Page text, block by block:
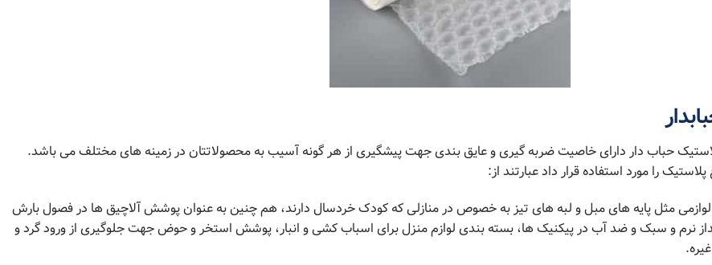
حباب دار دارای خاصیت ضربه گیری و عایق بندی جهت پیشگیری از هر گونه آسیب به محصولاتتان در زمینه های مختلف می باشد.
را مورد استفاده قرار داد عبارتند از:
مثل پایه ‌های مبل و لبه های تیز به خصوص در منازلی که کودک خردسال دارند، هم چنین به عنوان پوشش آلاچیق ها در فصول بارش
نرم و سبک و ضد آب در پیکنیک ها، بسته بندی لوازم منزل برای اسباب کشی و انبار، پوشش استخر و حوض جهت جلوگیری از ورود گرد و